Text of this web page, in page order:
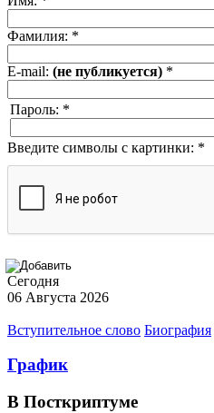
Фамилия: *
E-mail: (не публикуется) *
Пароль: *
Введите символы с картинки: *
Сегодня
06 Августа 2026
Вступительное слово Биография
График
В Посткриптуме